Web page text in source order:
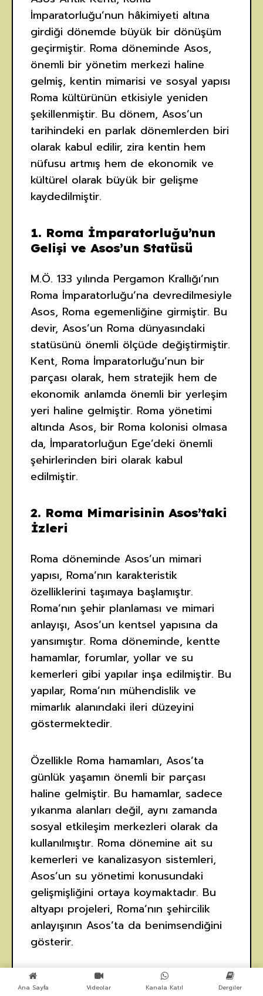
İmparatorluğu’nun hâkimiyeti altına
girdiği dönemde büyük bir dönüşüm
geçirmiştir. Roma döneminde Asos,
önemli bir yönetim merkezi haline
gelmiş, kentin mimarisi ve sosyal yapısı
Roma kültürünün etkisiyle yeniden
şekillenmiştir. Bu dönem, Asos’un
tarihindeki en parlak dönemlerden biri
olarak kabul edilir, zira kentin hem
nüfusu artmış hem de ekonomik ve
kültürel olarak büyük bir gelişme
kaydedilmiştir.
1. Roma İmparatorluğu’nun
Gelişi ve Asos’un Statüsü
M.Ö. 133 yılında Pergamon Krallığı’nın
Roma İmparatorluğu’na devredilmesiyle
Asos, Roma egemenliğine girmiştir. Bu
devir, Asos’un Roma dünyasındaki
statüsünü önemli ölçüde değiştirmiştir.
Kent, Roma İmparatorluğu’nun bir
parçası olarak, hem stratejik hem de
ekonomik anlamda önemli bir yerleşim
yeri haline gelmiştir. Roma yönetimi
altında Asos, bir Roma kolonisi olmasa
da, İmparatorluğun Ege’deki önemli
şehirlerinden biri olarak kabul
edilmiştir.
2. Roma Mimarisinin Asos’taki
İzleri
Roma döneminde Asos’un mimari
yapısı, Roma’nın karakteristik
özelliklerini taşımaya başlamıştır.
Roma’nın şehir planlaması ve mimari
anlayışı, Asos’un kentsel yapısına da
yansımıştır. Roma döneminde, kentte
hamamlar, forumlar, yollar ve su
kemerleri gibi yapılar inşa edilmiştir. Bu
yapılar, Roma’nın mühendislik ve
mimarlık alanındaki ileri düzeyini
göstermektedir.
Özellikle Roma hamamları, Asos’ta
günlük yaşamın önemli bir parçası
haline gelmiştir. Bu hamamlar, sadece
yıkanma alanları değil, aynı zamanda
sosyal etkileşim merkezleri olarak da
kullanılmıştır. Roma dönemine ait su
kemerleri ve kanalizasyon sistemleri,
Asos’un su yönetimi konusundaki
gelişmişliğini ortaya koymaktadır. Bu
altyapı projeleri, Roma’nın şehircilik
anlayışının Asos’ta da benimsendiğini
gösterir.
3.
Ekonomik ve Ticari
Ana Sayfa Videolar Kanala Katıl Dergiler